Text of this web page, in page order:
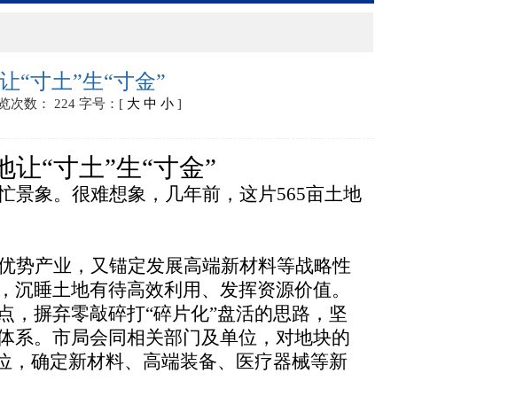
“寸土”生“寸金”
次数： 224 字号：[ 大 中 小 ]
让“寸土”生“寸金”
景象。很难想象，几年前，这片565亩土地
势产业，又锚定发展高端新材料等战略性
睡土地有待高效利用、发挥资源价值。
，摒弃零敲碎打“碎片化”盘活的思路，坚
系。市局会同相关部门及单位，对地块的
，确定新材料、高端装备、医疗器械等新